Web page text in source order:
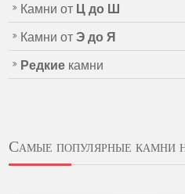
Камни от Ц до Ш
Камни отЭ до Я
Редкие камни
Самые популярные камни